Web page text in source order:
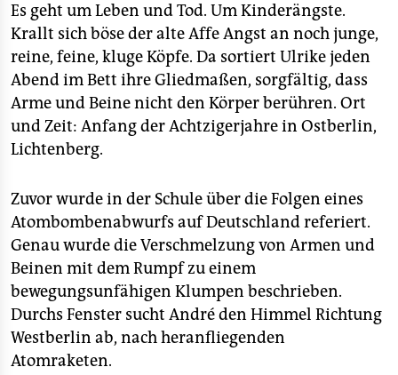
verlag
veranstaltungen
shop
fragen & hilfe
abo
genossenschaft
epaper login
Es geht um Leben und Tod. Um Kinderängste.
Krallt sich böse der alte Affe Angst an noch junge,
reine, feine, kluge Köpfe. Da sortiert Ulrike jeden
Abend im Bett ihre Gliedmaßen, sorgfältig, dass
Arme und Beine nicht den Körper berühren. Ort
und Zeit: Anfang der Achtzigerjahre in Ostberlin,
Lichtenberg.
Zuvor wurde in der Schule über die Folgen eines
Atombombenabwurfs auf Deutschland referiert.
Genau wurde die Verschmelzung von Armen und
Beinen mit dem Rumpf zu einem
bewegungsunfähigen Klumpen beschrieben.
Durchs Fenster sucht André den Himmel Richtung
Westberlin ab, nach heranfliegenden
Atomraketen.